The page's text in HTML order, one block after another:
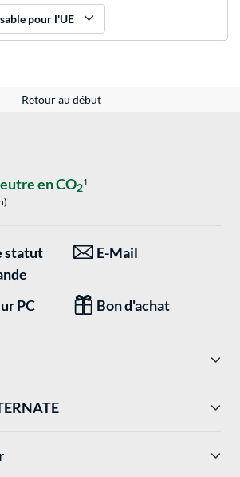
pour l'UE
Retour au début
en CO21
statut
E-Mail
PC Bon d'achat